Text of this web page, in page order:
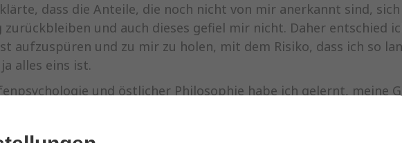
dass die Anteile, die noch nicht von mir anerkannt sind,
und auch dieses gefiel mir nicht. Daher entschied
aufzuspüren und zu mir zu holen, mit dem Risiko, dass ich so
alles eins ist.
und östlicher Philosophie habe ich gelernt, meine
lieben, wie ich bin. Und es haben sich eigene Methoden
und Paartherapien, Gruppentherapien und beim „Satsang der